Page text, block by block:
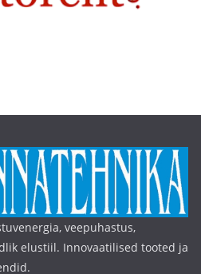
veepuhastus,
elustiil. Innovaatilised tooted ja